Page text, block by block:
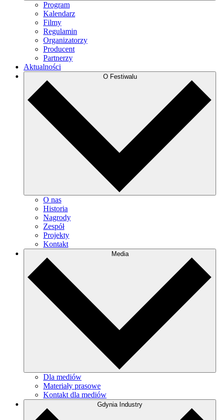
Program
Kalendarz
Filmy
Regulamin
Organizatorzy
Producent
Partnerzy
Aktualności
O Festiwalu
O nas
Historia
Nagrody
Zespół
Projekty
Kontakt
Media
Dla mediów
Materiały prasowe
Kontakt dla mediów
Gdynia Industry